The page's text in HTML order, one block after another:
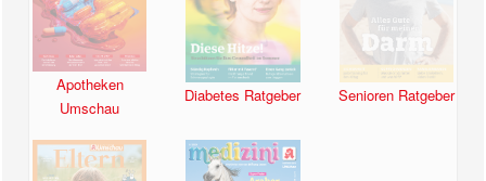
Apotheken
Umschau
Diabetes Ratgeber Senioren Ratgeber